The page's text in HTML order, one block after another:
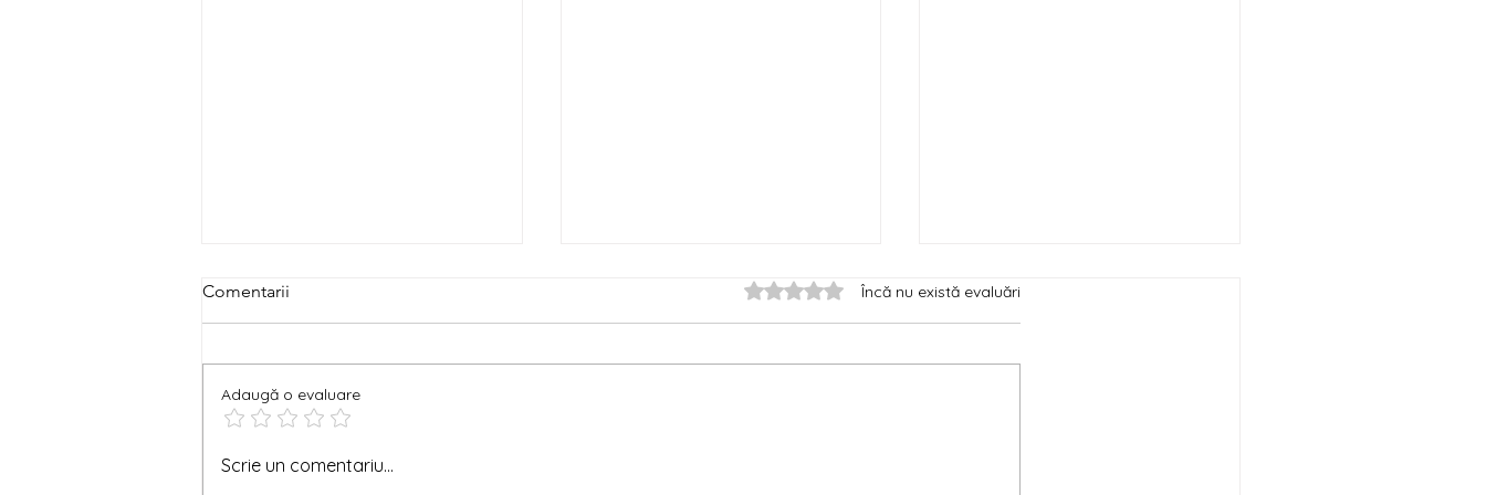
Coperta ta gata de tipar
Comentarii Evaluat(ă) cu 0 din 5 stele.
Încă nu există evaluări
Adaugă o evaluare
Scrie un comentariu...